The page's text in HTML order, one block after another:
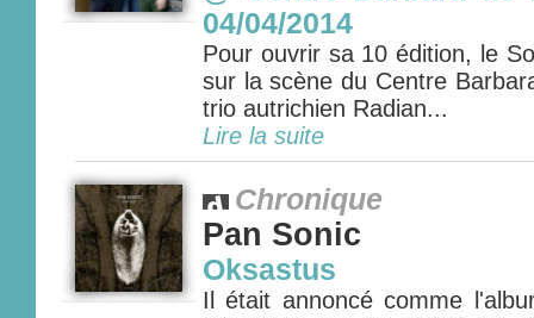
04/04/2014
Pour ouvrir sa 10 édition, le
sur la scène du Centre
trio autrichien Radian...
Lire la suite
Chronique
Pan Sonic
Oksastus
Il était annoncé comme